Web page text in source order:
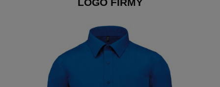
LOGO FIRMY